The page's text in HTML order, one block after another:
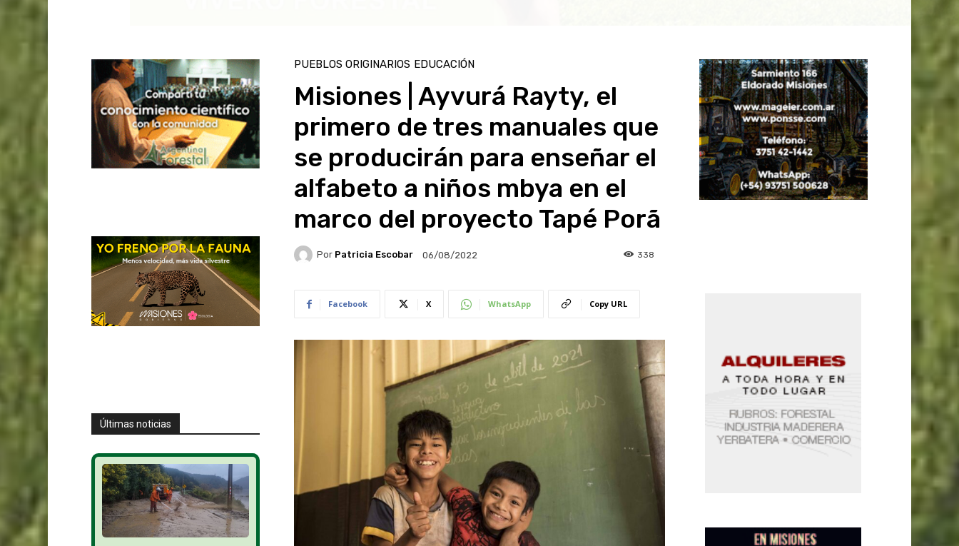
Últimas noticias
PUEBLOS ORIGINARIOS EDUCACIÓN
Misiones | Ayvurá Rayty, el
primero de tres manuales que
se producirán para enseñar el
alfabeto a niños mbya en el
marco del proyecto Tapé Porã
Por Patricia Escobar 06/08/2022 338
Facebook X WhatsApp Copy URL